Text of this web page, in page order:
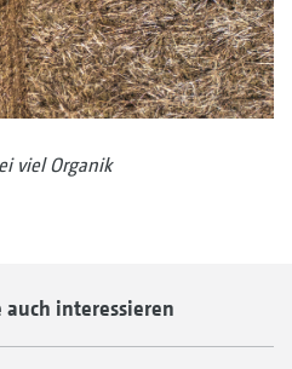
viel Organik
auch interessieren